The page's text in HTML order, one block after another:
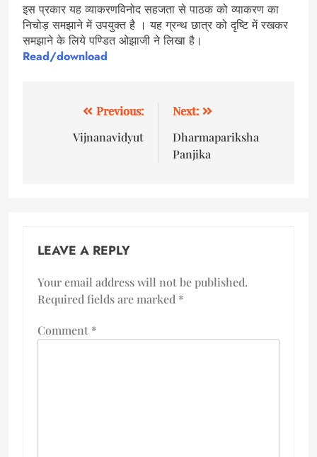
इस प्रकार यह व्याकरणविनोद सहजता से पाठक को व्याकरण का
निचोड़ समझाने में उपयुक्त है । यह ग्रन्थ छात्र को दृष्टि में रखकर
समझाने के लिये पण्डित ओझाजी ने लिखा है।
Read/download
Previous:
Vijnanavidyut
Next:
Dharmapariksha
Panjika
LEAVE A REPLY
Your email address will not be published.
Required fields are marked *
Comment *